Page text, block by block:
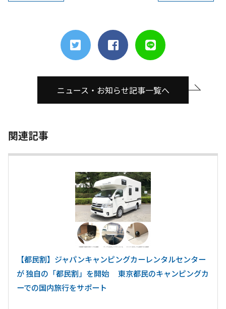
ニュース・お知らせ記事一覧へ
関連記事
【都民割】ジャパンキャンピングカーレンタルセンター
が 独自の「都民割」を開始 東京都民のキャンピングカ
ーでの国内旅行をサポート